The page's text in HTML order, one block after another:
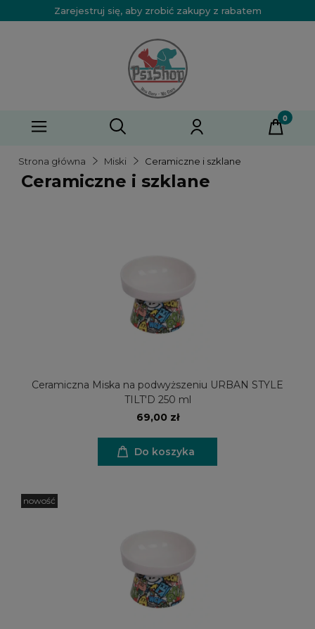
Zarejestruj się, aby zrobić zakupy z rabatem
Strona główna Miski Ceramiczne i szklane
Ceramiczne i szklane
Ceramiczna Miska na podwyższeniu URBAN STYLE
TILT'D 250 ml
69,00 zł
Do koszyka
nowość